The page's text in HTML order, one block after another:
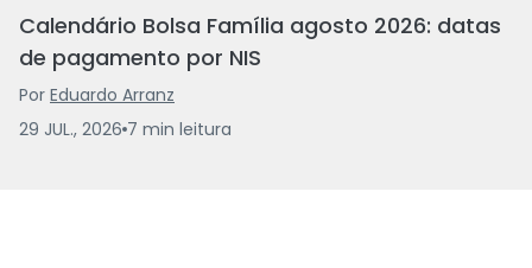
Calendário Bolsa Família agosto 2026: datas
de pagamento por NIS
Por Eduardo Arranz
29 JUL., 2026 7 min leitura